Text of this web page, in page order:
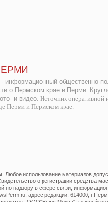
информационный общественно-
о Пермском крае и Перми.
и видео. Источник оперативной
Перми и Пермском крае.
использование материалов
о регистрации средства
по надзору в сфере связи,
адрес редакции: 614000,